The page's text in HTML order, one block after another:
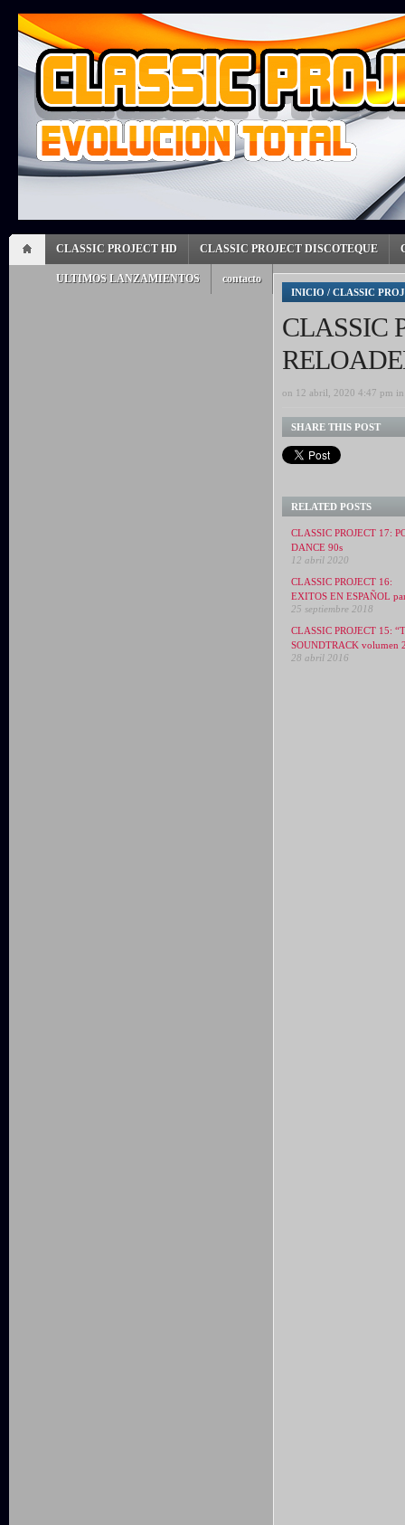
CLASSIC PROJECT HD CLASSIC PROJECT DISCOTEQUE
ULTIMOS LANZAMIENTOS contacto
INICIO / CLASSIC
CLASSIC
on 12 abril, 2020 4:47 pm
SHARE THIS POST
RELATED POSTS
CLASSIC PROJECT 17:
DANCE 90s
12 abril 2020
CLASSIC PROJECT 16:
EXITOS EN ESPAÑOL
25 septiembre 2018
CLASSIC PROJECT 15:
SOUNDTRACK volumen
28 abril 2016